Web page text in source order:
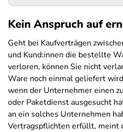
Kein Anspruch auf
Geht bei Kaufverträgen
und Kund:innen die bestellte
verloren, können Sie nicht
Ware noch einmal geliefert
wenn der Unternehmer einen
oder Paketdienst ausgesucht
an ein solches Unternehmen
Vertragspflichten erfüllt, meint